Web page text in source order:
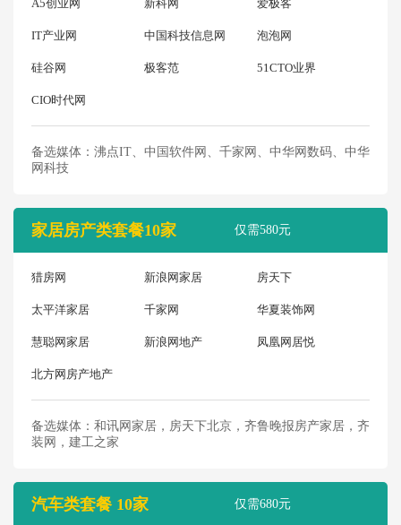
A5创业网 新科网 爱极客
IT产业网 中国科技信息网 泡泡网
硅谷网 极客范 51CTO业界
CIO时代网
备选媒体：沸点IT、中国软件网、千家网、中华网数码、中华
网科技
家居房产类套餐10家 仅需580元
猎房网 新浪网家居 房天下
太平洋家居 千家网 华夏装饰网
慧聪网家居 新浪网地产 凤凰网居悦
北方网房产地产
备选媒体：和讯网家居，房天下北京，齐鲁晚报房产家居，齐
装网，建工之家
汽车类套餐 10家 仅需680元